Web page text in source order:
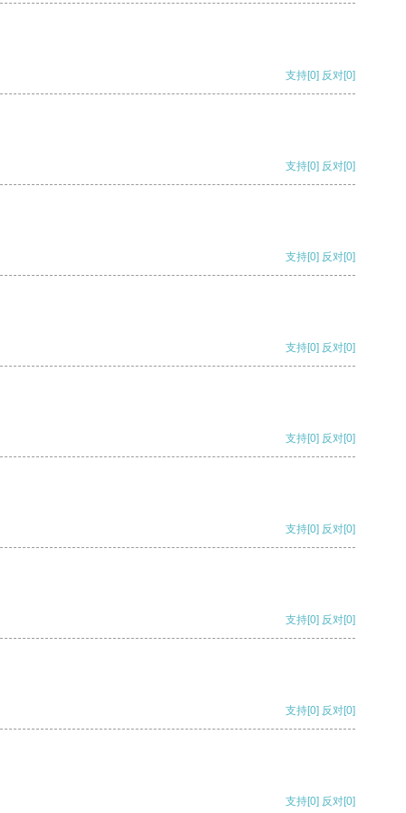
支持[0] 反对[0]
支持[0] 反对[0]
支持[0] 反对[0]
支持[0] 反对[0]
支持[0] 反对[0]
支持[0] 反对[0]
支持[0] 反对[0]
支持[0] 反对[0]
支持[0] 反对[0]